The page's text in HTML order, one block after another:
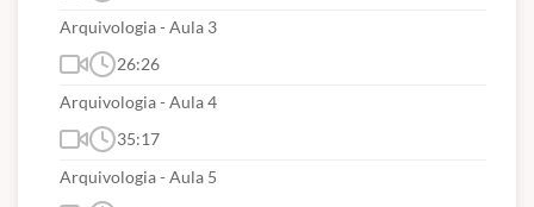
Arquivologia - Aula 3
26:26
Arquivologia - Aula 4
35:17
Arquivologia - Aula 5